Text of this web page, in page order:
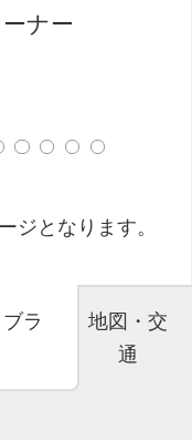
ナー
ジとなります。
ラ
地図・交
通